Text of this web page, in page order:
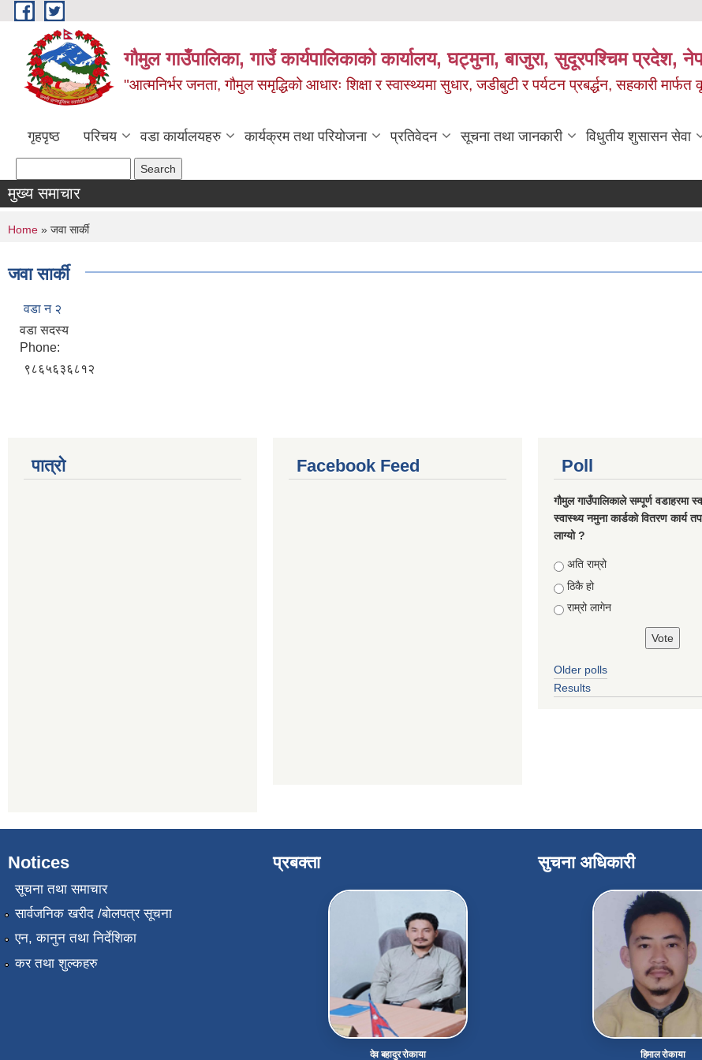
Skip to main content
गौमुल गाउँपालिका, गाउँ कार्यपालिकाको कार्यालय, घट्मुना, बाजुरा, सुदूरपश्चिम प्रदेश,
"आत्मनिर्भर जनता, गौमुल समृद्धिको आधारः शिक्षा र स्वास्थ्यमा सुधार, जडीबुटी र पर्यटन प्रबर्द्धन, सहकारी मार्फत
गृहपृष्ठ परिचय वडा कार्यालयहरु कार्यक्रम तथा परियोजना प्रतिवेदन सूचना तथा जानकारी विधुतीय शुसासन सेवा
मुख्य समाचार
You are here
Home » जवा सार्की
जवा सार्की
वडा न २
वडा सदस्य
Phone:
९८६५६३६८१२
पात्रो Facebook Feed Poll
गौमुल गाउँपालिकाले सम्पूर्ण वडाहरमा
स्वास्थ्य नमुना कार्डको वितरण कार्य
लाग्यो ?
Choices
अति राम्रो
ठिकै हो
राम्रो लागेन
Older polls
Results
Notices
सूचना तथा समाचार
सार्वजनिक खरीद /बोलपत्र सूचना
एन, कानुन तथा निर्देशिका
कर तथा शुल्कहरु
प्रबक्ता
देव बहादुर रोकाया
सुचना अधिकारी
हिमाल रोकाया